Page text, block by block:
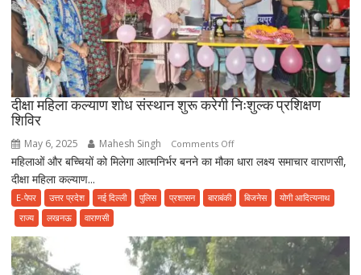
दीक्षा महिला कल्याण शोध संस्थान शुरू करेगी निःशुल्क प्रशिक्षण
शिविर
May 6, 2025 Mahesh Singh Comments Offon
दीक्षा
कल्याण
करेगी
महिलाओं और बच्चियों को मिलेगा आत्मनिर्भर बनने का मौका धारा लक्ष्य समाचार वाराणसी,
दीक्षा महिला कल्याण...
E-पेपर उत्तर प्रदेश नई दिल्ली पुलिस प्रशासन बाराबंकी बिजनेस
योगी आदित्यनाथ
राज्य
लखनऊ वाराणसी